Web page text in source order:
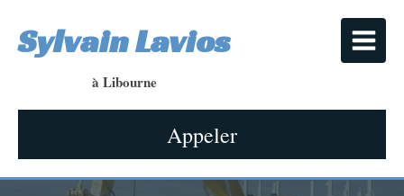
Sylvain Lavios
à Libourne
Appeler